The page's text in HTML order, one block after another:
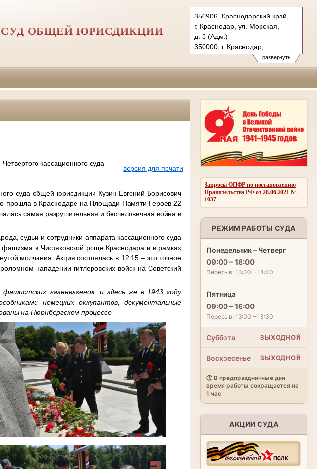
развернуть
350906, Краснодарский край,
г. Краснодар, ул. Морская,
д. 3 (Адм.)
350000, г. Краснодар,
ул. Красная, д.113 (Уг.)
350907, г. Краснодар,
Тел.: (861) 219-24-00
ОБЩЕЙ ЮРИСДИКЦИИ
Запросы ОПФР по постановлению
Правительства РФ от 28.06.2021 №
1037
РЕЖИМ РАБОТЫ СУДА
Понедельник – Четверг
09:00 – 18:00
Перерыв: 13:00 – 13:40
Пятница
09:00 – 16:00
Перерыв: 13:00 – 13:30
Суббота ВЫХОДНОЙ
Воскресенье ВЫХОДНОЙ
🕒 В предпраздничные дни
время работы сокращается на
1 час
АКЦИИ СУДА
кассационного суда
версия для печати
суда общей юрисдикции Кузин Евгений Борисович
прошла в Краснодаре на Площади Памяти Героев 22
самая разрушительная и бесчеловечная война в
судьи и сотрудники аппарата кассационного суда
в Чистяковской роще Краснодара и в рамках
молчания. Акция состоялась в 12:15 – это точное
нападении гитлеровских войск на Советский
газенвагенов, и здесь же в 1943 году
немецких оккупантов, документальные
на Нюрнбергском процессе.